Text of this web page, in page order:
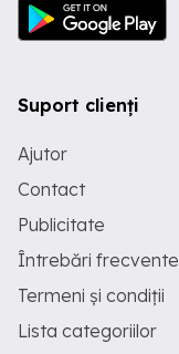
Suport clienți
Ajutor
Contact
Publicitate
Întrebări frecvente
Termeni și condiții
Lista categoriilor